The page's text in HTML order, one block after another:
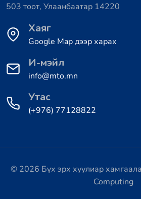
503 тоот, Улаанбаатар 14220
Хаяг
Google Map дээр харах
И-мэйл
info@mto.mn
Утас
(+976) 77128822
© 2026 Бүх эрх хуулиар
Computing